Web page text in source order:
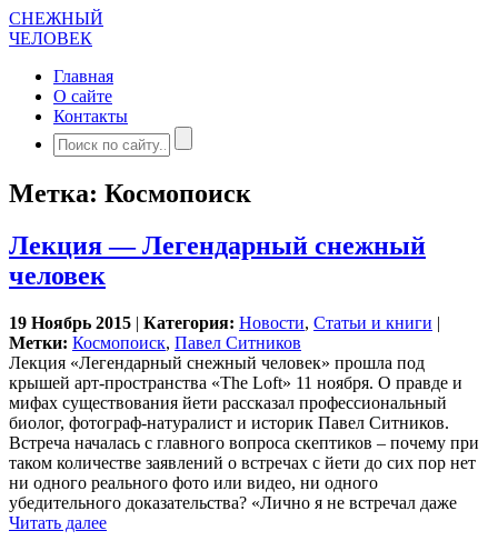
СНЕЖНЫЙ
ЧЕЛОВЕК
Главная
О сайте
Контакты
Метка: Космопоиск
Лекция — Легендарный снежный
человек
19 Ноябрь 2015 | Категория: Новости, Статьи и книги |
Метки: Космопоиск, Павел Ситников
Лекция «Легендарный снежный человек» прошла под
крышей арт-пространства «The Loft» 11 ноября. О правде и
мифах существования йети рассказал профессиональный
биолог, фотограф-натуралист и историк Павел Ситников.
Встреча началась с главного вопроса скептиков – почему при
таком количестве заявлений о встречах с йети до сих пор нет
ни одного реального фото или видео, ни одного
убедительного доказательства? «Лично я не встречал даже
Читать далее